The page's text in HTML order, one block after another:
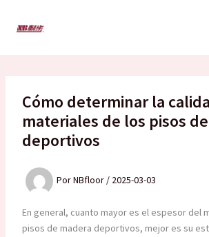
Cómo determinar la
materiales de los pisos
deportivos
PorNBfloor / 2025-03-03
En general, cuanto mayor es el espesor del
pisos de madera deportivos, mejor es su